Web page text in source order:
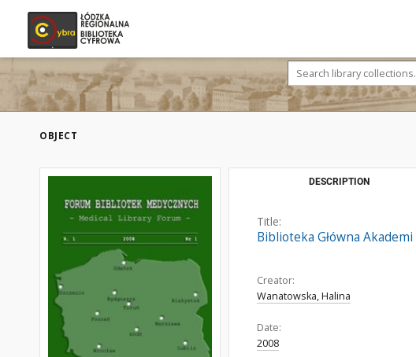
OBJECT
DESCRIPTION
Title:
Biblioteka Główna
Creator:
Wanatowska, Halina
Date:
2008